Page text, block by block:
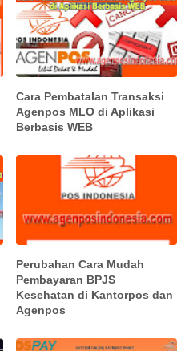
Cara Pembatalan Transaksi
Agenpos MLO di Aplikasi
Berbasis WEB
Perubahan Cara Mudah
Pembayaran BPJS
Kesehatan di Kantorpos dan
Agenpos